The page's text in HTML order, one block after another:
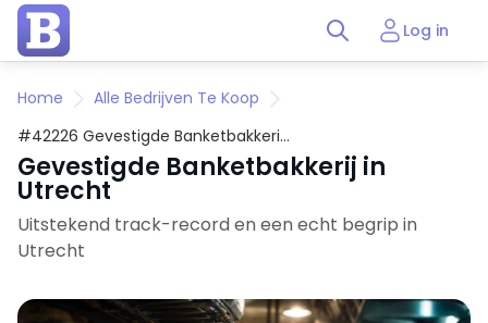
Log in
Home
Alle Bedrijven Te Koop
#42226 Gevestigde Banketbakkerij
in Utrecht
Gevestigde Banketbakkerij in
Utrecht
Uitstekend track-record en een echt begrip in
Utrecht